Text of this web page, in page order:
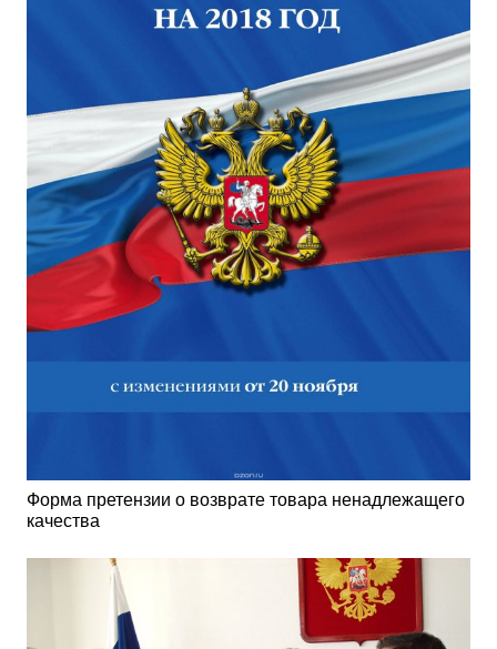
Форма претензии о возврате товара ненадлежащего
качества